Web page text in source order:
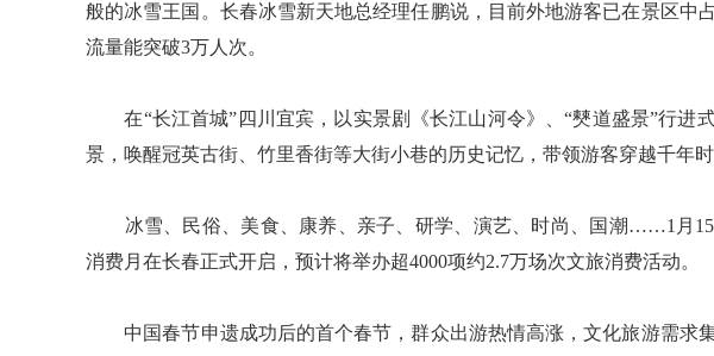
般的冰雪王国。长春冰雪新天地总经理任鹏说，目前外地游客已在景区中
流量能突破3万人次。
在“长江首城”四川宜宾，以实景剧《长江山河令》、“僰道盛景”行进
景，唤醒冠英古街、竹里香街等大街小巷的历史记忆，带领游客穿越千年时
冰雪、民俗、美食、康养、亲子、研学、演艺、时尚、国潮……1月15
消费月在长春正式开启，预计将举办超4000项约2.7万场次文旅消费活动。
中国春节申遗成功后的首个春节，群众出游热情高涨，文化旅游需求集